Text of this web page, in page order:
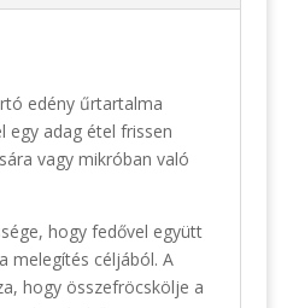
edény űrtartalma
egy adag étel frissen
vagy mikróban való
hogy fedővel együtt
melegítés céljából. A
hogy összefröcskölje a